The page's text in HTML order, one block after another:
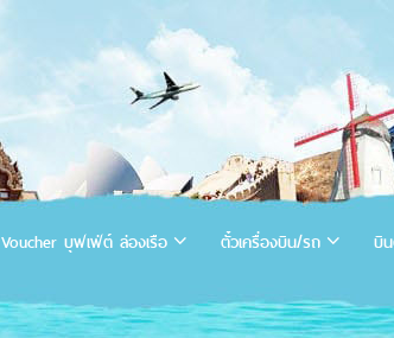
Voucher บุฟเฟ่ต์ ล่องเรือ ตั๋วเครื่องบิน/รถ บิ